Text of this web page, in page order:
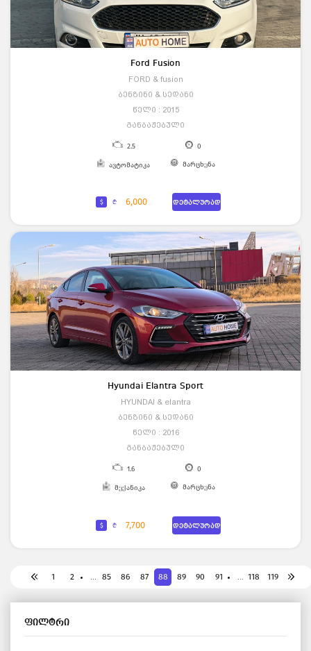
ფილტრი
Ford Fusion
FORD & fusion
ბენზინი & სედანი
წელი : 2015
განბაჟებული
2.5 0
ავტომატიკა მარცხენა
$ ₾ 6,000 დეტალურად
Hyundai Elantra Sport
HYUNDAI & elantra
ბენზინი & სედანი
წელი : 2016
განბაჟებული
1.6 0
მექანიკა მარცხენა
$ ₾ 7,700 დეტალურად
1 2 ... 85 86 87 88 89 90 91 ... 118 119